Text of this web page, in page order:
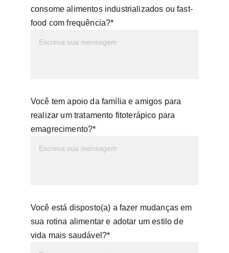
consome alimentos industrializados ou fast-
food com frequência?*
Você tem apoio da família e amigos para
realizar um tratamento fitoterápico para
emagrecimento?*
Você está disposto(a) a fazer mudanças em
sua rotina alimentar e adotar um estilo de
vida mais saudável?*